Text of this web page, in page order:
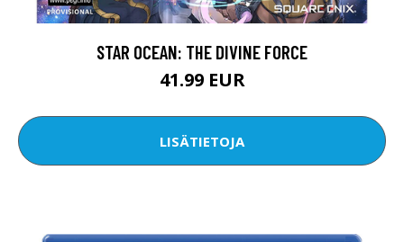
STAR OCEAN: THE DIVINE FORCE
41.99 EUR
LISÄTIETOJA